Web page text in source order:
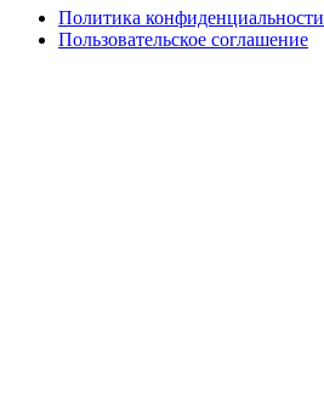
Политика конфиденциальности
Пользовательское соглашение